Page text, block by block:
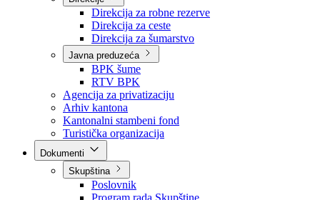
Kantonalna uprava za inspekcijske poslove
Kantonalna uprava civilne zaštite
Direkcije
Direkcija za robne rezerve
Direkcija za ceste
Direkcija za šumarstvo
Javna preduzeća
BPK šume
RTV BPK
Agencija za privatizaciju
Arhiv kantona
Kantonalni stambeni fond
Turistička organizacija